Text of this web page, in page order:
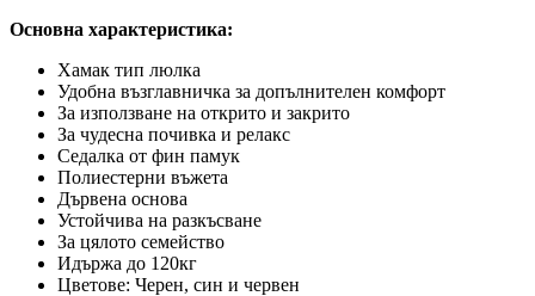
Основна характеристика:
Хамак тип люлка
Удобна възглавничка за допълнителен комфорт
За използване на открито и закрито
За чудесна почивка и релакс
Седалка от фин памук
Полиестерни въжета
Дървена основа
Устойчива на разкъсване
За цялото семейство
Идържа до 120кг
Цветове: Черен, син и червен